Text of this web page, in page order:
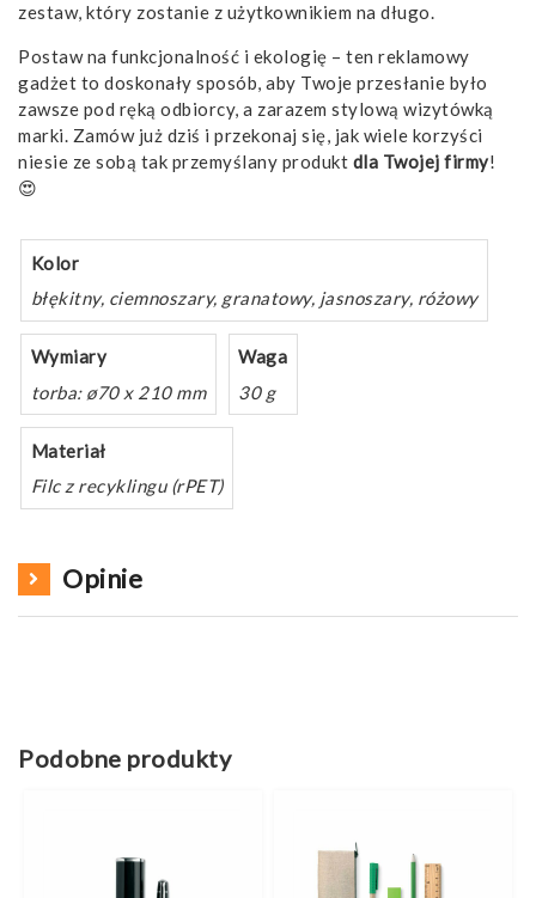
zestaw, który zostanie z użytkownikiem na długo.
Postaw na funkcjonalność i ekologię – ten reklamowy
gadżet to doskonały sposób, aby Twoje przesłanie było
zawsze pod ręką odbiorcy, a zarazem stylową wizytówką
marki. Zamów już dziś i przekonaj się, jak wiele korzyści
niesie ze sobą tak przemyślany produkt dla Twojej firmy!
😍
Kolor
błękitny, ciemnoszary, granatowy, jasnoszary, różowy
Wymiary
torba: ø70 x 210 mm
Waga
30 g
Materiał
Filc z recyklingu (rPET)
Opinie
Podobne produkty